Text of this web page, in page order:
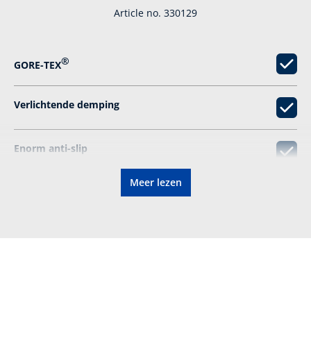
Article no. 330129
GORE-TEX®
Verlichtende demping
Enorm anti-­slip
Meer lezen